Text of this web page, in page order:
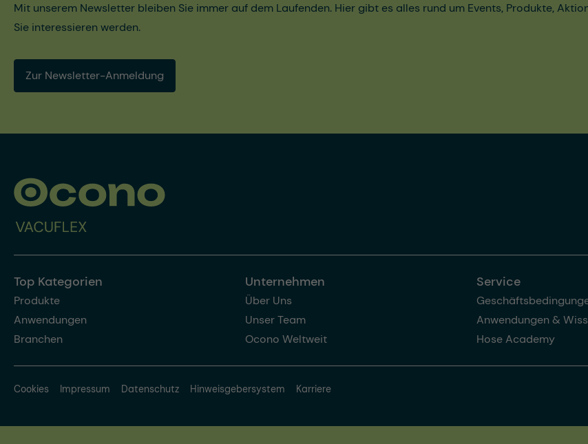
Mit unserem Newsletter bleiben Sie immer auf dem Laufenden. Hier gibt es alles rund um Events, Produkte,
Sie interessieren werden.
Zur Newsletter-Anmeldung
Top Kategorien
Produkte
Anwendungen
Branchen
Unternehmen
Über Uns
Unser Team
Ocono Weltweit
Service
Anwendungen &
Hose Academy
Cookies Impressum Datenschutz Hinweisgebersystem Karriere